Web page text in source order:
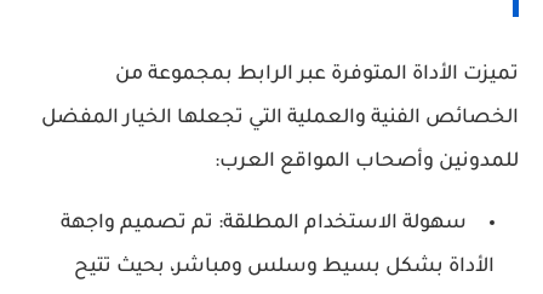
تميزت الأداة المتوفرة عبر الرابط بمجموعة من
الخصائص الفنية والعملية التي تجعلها الخيار المفضل
للمدونين وأصحاب المواقع العرب:
سهولة الاستخدام المطلقة: تم تصميم واجهة
الأداة بشكل بسيط وسلس ومباشر، بحيث تتيح